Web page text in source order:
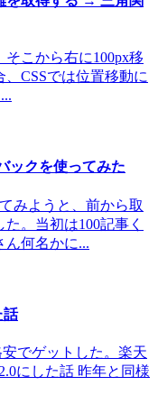
こから右に100px移
CSSでは位置移動に
ックを使ってみた
みようと、前から取
。当初は100記事く
ん何名かに...
話
安でゲットした。楽天
にした話 昨年と同様